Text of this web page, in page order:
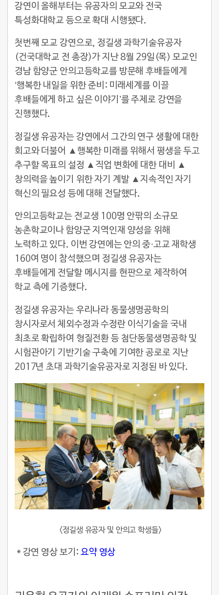
강연이 올해부터는 유공자의 모교와 전국
특성화대학교 등으로 확대 시행됐다.
첫번째 모교 강연으로, 정길생 과학기술유공자
(건국대학교 전 총장)가 지난 8월 29일(목) 모교인
경남 함양군 안의고등학교를 방문해 후배들에게
‘행복한 내일을 위한 준비: 미래세계를 이끌
후배들에게 하고 싶은 이야기’를 주제로 강연을
진행했다.
정길생 유공자는 강연에서 그간의 연구 생활에 대한
회고와 더불어 ▲행복한 미래를 위해서 평생을 두고
추구할 목표의 설정 ▲직업 변화에 대한 대비 ▲
창의력을 높이기 위한 자기 계발 ▲지속적인 자기
혁신의 필요성 등에 대해 전달했다.
안의고등학교는 전교생 100명 안팎의 소규모
농촌학교이나 함양군 지역인재 양성을 위해
노력하고 있다. 이번 강연에는 안의 중·고교 재학생
160여 명이 참석했으며 정길생 유공자는
후배들에게 전달할 메시지를 현판으로 제작하여
학교 측에 기증했다.
정길생 유공자는 우리나라 동물생명공학의
창시자로서 체외수정과 수정란 이식기술을 국내
최초로 확립하여 형질전환 등 첨단동물생명공학 및
시험관아기 기반기술 구축에 기여한 공로로 지난
2017년 초대 과학기술유공자로 지정된 바 있다.
<정길생 유공자 및 안의고 학생들>
* 강연 영상 보기:요약 영상